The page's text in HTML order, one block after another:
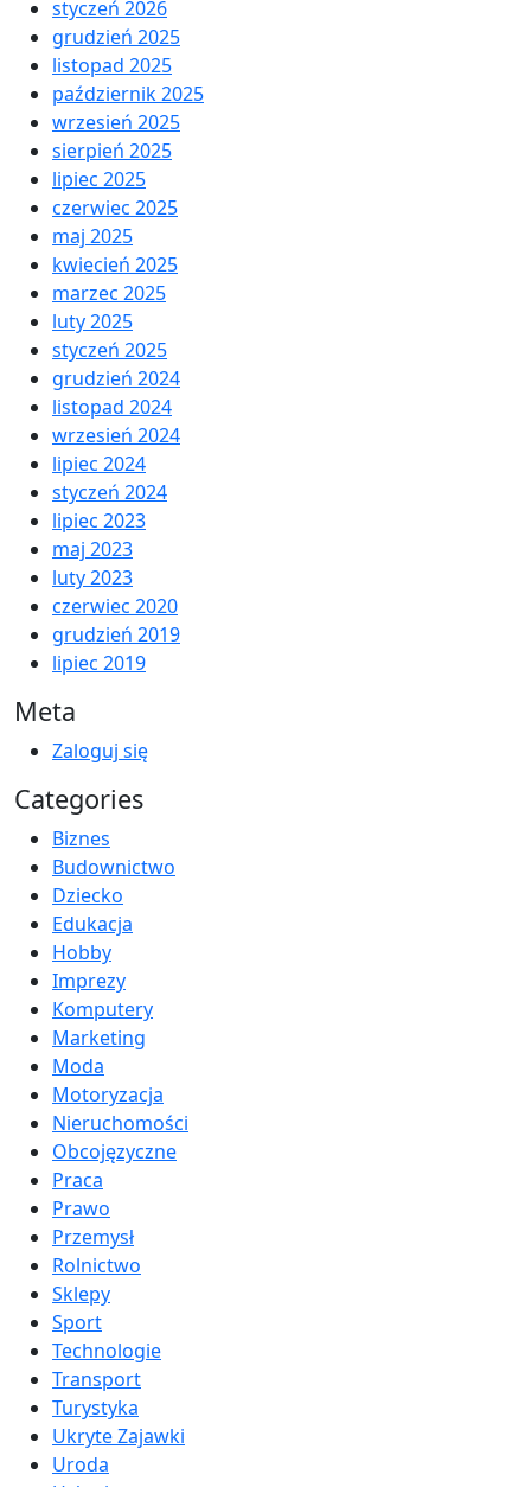
styczeń 2026
grudzień 2025
listopad 2025
październik 2025
wrzesień 2025
sierpień 2025
lipiec 2025
czerwiec 2025
maj 2025
kwiecień 2025
marzec 2025
luty 2025
styczeń 2025
grudzień 2024
listopad 2024
wrzesień 2024
lipiec 2024
styczeń 2024
lipiec 2023
maj 2023
luty 2023
czerwiec 2020
grudzień 2019
lipiec 2019
Meta
Zaloguj się
Categories
Biznes
Budownictwo
Dziecko
Edukacja
Hobby
Imprezy
Komputery
Marketing
Moda
Motoryzacja
Nieruchomości
Obcojęzyczne
Praca
Prawo
Przemysł
Rolnictwo
Sklepy
Sport
Technologie
Transport
Turystyka
Ukryte Zajawki
Uroda